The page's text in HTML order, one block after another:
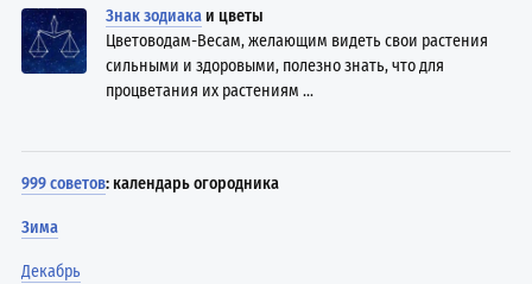
Знак зодиака и цветы
Цветоводам-Весам, желающим видеть свои растения
сильными и здоровыми, полезно знать, что для
процветания их растениям ...
999 советов: календарь огородника
Зима
Декабрь